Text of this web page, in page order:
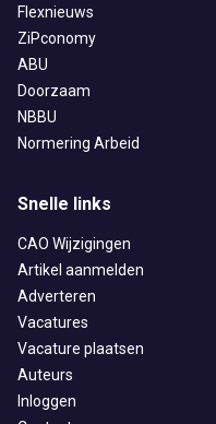
Flexnieuws
ZiPconomy
ABU
Doorzaam
NBBU
Normering Arbeid
Snelle links
CAO Wijzigingen
Artikel aanmelden
Adverteren
Vacatures
Vacature plaatsen
Auteurs
Inloggen